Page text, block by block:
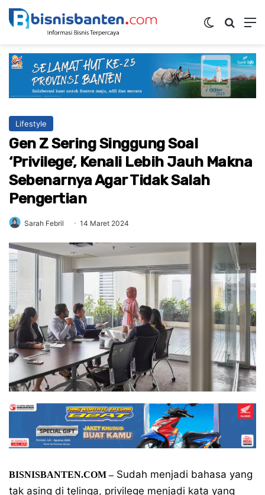
Switch skin
Lifestyle
Gen Z Sering Singgung Soal
‘Privilege’, Kenali Lebih Jauh Makna
Sebenarnya Agar Tidak Salah
Pengertian
Sarah Febril 14 Maret 2024
BISNISBANTEN.COM –Sudah menjadi bahasa yang
tak asing di telinga, privilege menjadi kata yang